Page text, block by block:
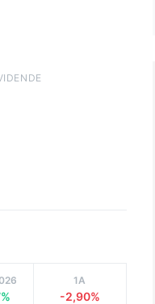
1A
-2,90%